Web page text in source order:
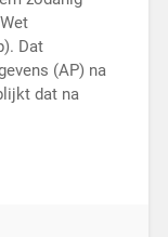
Dat
(AP) na
dat na